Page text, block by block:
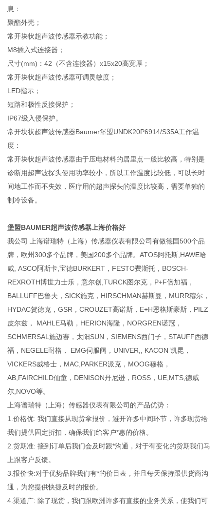
息：
聚酯外壳；
常开块状超声波传感器示教功能；
M8插入式连接器；
尺寸(mm)：42（不含连接器）x15x20高宽厚；
常开块状超声波传感器可调灵敏度；
LED指示；
短路和极性反接保护；
IP67级入侵保护。
常开块状超声波传感器Baumer堡盟UNDK20P6914/S35A工作温
度：
常开块状超声波传感器由于压电材料的居里点一般比较高，特别是
诊断用超声波探头使用功率较小，所以工作温度比较低，可以长时
间地工作而不失效，医疗用的超声探头的温度比较高，需要单独的
制冷设备。
堡盟BAUMER超声波传感器上海价格好
我公司 上海谱瑞特（上海）传感器仪表有限公司有做德国500个品
牌，欧州300多个品牌，美国200多个品牌。ATOS阿托斯,HAWE哈
威, ASCO阿斯卡,宝德BURKERT，FESTO费斯托，BOSCH-
REXROTH博世力士乐，意尔创,TURCK图尔克，P+F倍加福，
BALLUFF巴鲁夫，SICK施克，HIRSCHMAN赫斯曼，MURR穆尔，
HYDAC贺德克，GSR，CROUZET高诺斯，E+H恩格斯豪斯，PILZ
皮尔兹， MAHLE马勒，HERION海隆，NORGREN诺冠，
SCHMERSAL施迈赛，太阳SUN，SIEMENS西门子，STAUFF西德
福，NEGELE耐格， EMG伺服阀，UNIVER,, KACON 凯昆，
VICKERS威格士，MAC,PARKER派克，MOOG穆格，
AB,FAIRCHILD仙童，DENISON丹尼逊，ROSS，UE,MTS,德威
尔,NOVO等。
上海谱瑞特（上海）传感器仪表有限公司的产品优势：
1.价格优: 我们直接从现货拿报价，避开许多中间环节，许多现货给
我们提供固定折扣，确保我们给客户*惠的价格。
2.货期准: 接到订单后我们会及时跟*沟通，对于有变化的货期我们马
上跟客户反馈。
3.报价快:对于优势品牌我们有*的价目表，并且每天保持跟供货商沟
通，为您提供快捷及时的报价。
4.渠道广: 除了现货，我们跟欧洲许多有直接的业务关系，使我们可